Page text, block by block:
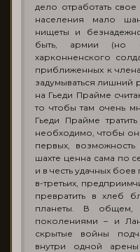
дело отработать
населения мало
нищеты и
быть, армии (но
харконненского
приближенных к
задумываться лишний
на Гьеди Прайме
то чтобы там очень
Гьеди Прайме
необходимо, чтобы
первых,
шахте ценна сама по
и в честь удачных
в-третьих,
превратить в хлеб
планеты. В общем,
поколениями – и
скрытые войны
внутри одной